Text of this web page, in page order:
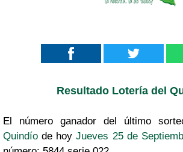
Resultado Lotería del
El número ganador del último
Quindío de hoyJueves 25 de